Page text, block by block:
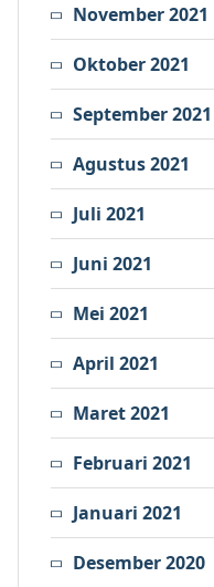
November 2021
Oktober 2021
September 2021
Agustus 2021
Juli 2021
Juni 2021
Mei 2021
April 2021
Maret 2021
Februari 2021
Januari 2021
Desember 2020